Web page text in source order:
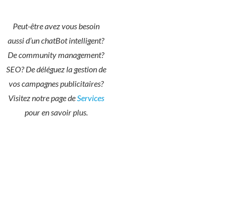
Peut-être avez vous besoin
aussi d’un chatBot intelligent?
De community management?
SEO? De déléguez la gestion de
vos campagnes publicitaires?
Visitez notre page deServices
pour en savoir plus.